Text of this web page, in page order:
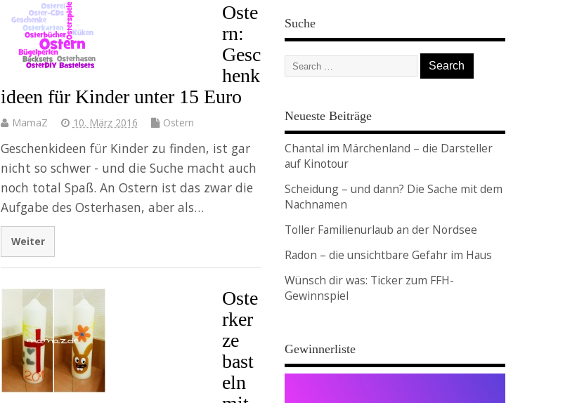
Weiter
Oste
rn:
Gesc
henk
ideen für Kinder unter 15 Euro
MamaZ 10. März 2016 Ostern
Geschenkideen für Kinder zu finden, ist gar
nicht so schwer - und die Suche macht auch
noch total Spaß. An Ostern ist das zwar die
Aufgabe des Osterhasen, aber als…
Weiter
Oste
rker
ze
bast
eln
Suche
Neueste Beiträge
Chantal im Märchenland – die Darsteller
auf Kinotour
Scheidung – und dann? Die Sache mit dem
Nachnamen
Toller Familienurlaub an der Nordsee
Radon – die unsichtbare Gefahr im Haus
Wünsch dir was: Ticker zum FFH-
Gewinnspiel
Gewinnerliste